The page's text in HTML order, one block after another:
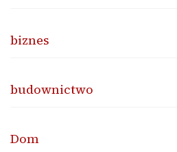
biznes
budownictwo
Dom